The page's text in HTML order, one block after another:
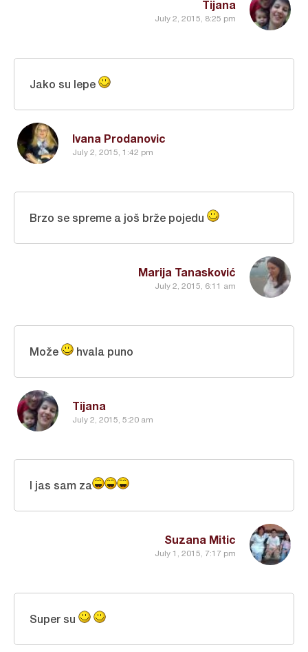
Tijana
July 2, 2015, 8:25 pm
Ivana Prodanovic
July 2, 2015, 1:42 pm
Jako su lepe
Marija Tanasković
July 2, 2015, 6:11 am
Brzo se spreme a još brže pojedu
Tijana
July 2, 2015, 5:20 am
Može hvala puno
Suzana Mitic
July 1, 2015, 7:17 pm
I jas sam za
Super su